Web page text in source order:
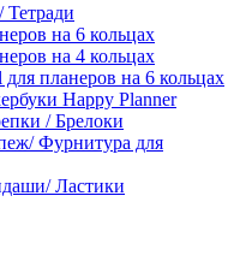
на 6 кольцах
на 4 кольцах
планеров на 6 кольцах
Happy Planner
/ Брелоки
Фурнитура для
Ластики